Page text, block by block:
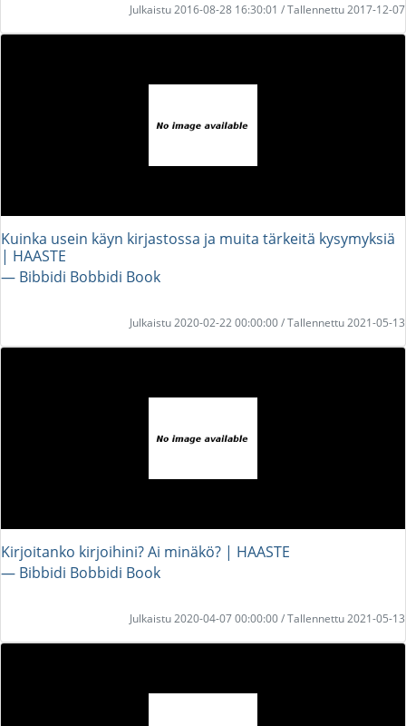
Julkaistu 2016-08-28 16:30:01 / Tallennettu 2017-12-07
Kuinka usein käyn kirjastossa ja muita tärkeitä kysymyksiä
| HAASTE
― Bibbidi Bobbidi Book
Julkaistu 2020-02-22 00:00:00 / Tallennettu 2021-05-13
Kirjoitanko kirjoihini? Ai minäkö? | HAASTE
― Bibbidi Bobbidi Book
Julkaistu 2020-04-07 00:00:00 / Tallennettu 2021-05-13